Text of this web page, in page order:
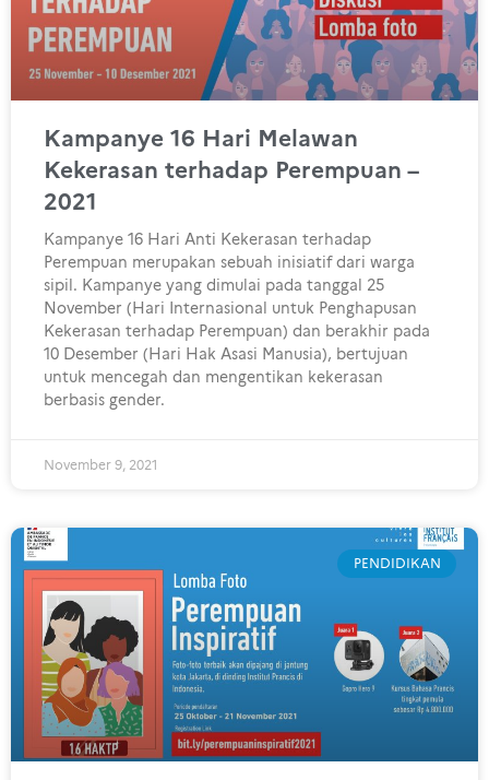
Kampanye 16 Hari Melawan
Kekerasan terhadap Perempuan –
2021
Kampanye 16 Hari Anti Kekerasan terhadap
Perempuan merupakan sebuah inisiatif dari warga
sipil. Kampanye yang dimulai pada tanggal 25
November (Hari Internasional untuk Penghapusan
Kekerasan terhadap Perempuan) dan berakhir pada
10 Desember (Hari Hak Asasi Manusia), bertujuan
untuk mencegah dan mengentikan kekerasan
berbasis gender.
November 9, 2021
PENDIDIKAN